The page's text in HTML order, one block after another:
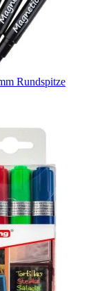
Rundspitze